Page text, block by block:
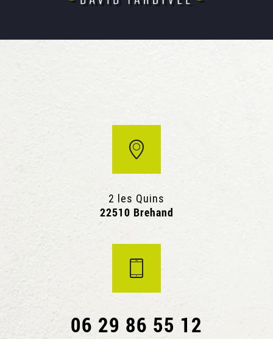
2 les Quins
22510 Brehand
06 29 86 55 12